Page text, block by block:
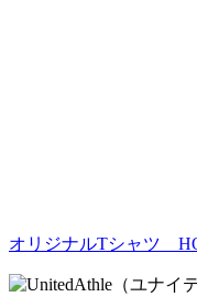
オリジナルTシャツ